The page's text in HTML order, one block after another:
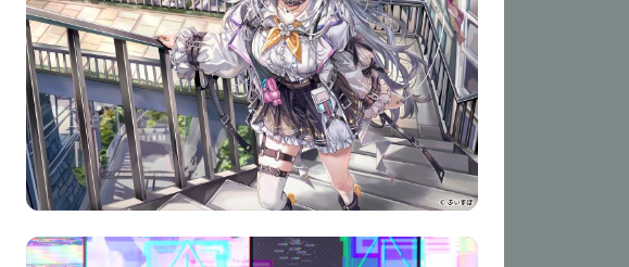
Author Name
@author